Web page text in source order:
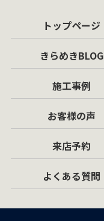
トップページ
きらめきBLOG
施工事例
お客様の声
来店予約
よくある質問